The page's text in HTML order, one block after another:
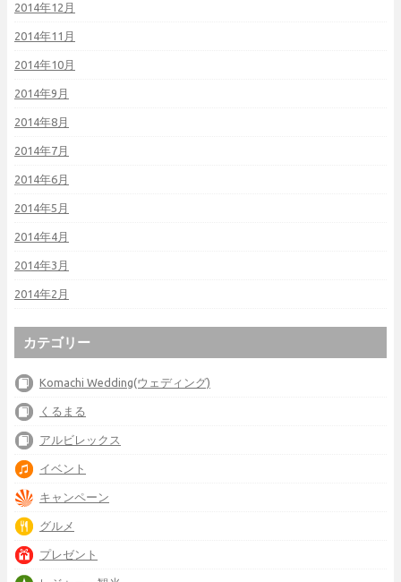
2014年12月
2014年11月
2014年10月
2014年9月
2014年8月
2014年7月
2014年6月
2014年5月
2014年4月
2014年3月
2014年2月
カテゴリー
Komachi Wedding(ウェディング)
くるまる
アルビレックス
イベント
キャンペーン
グルメ
プレゼント